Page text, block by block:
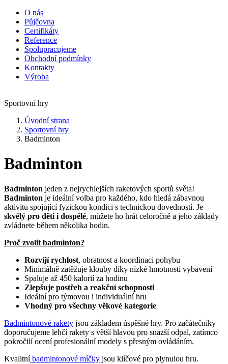
O nás
Půjčovna
Certifikáty
Reference
Spolupracujeme
Obchodní podmínky
Kontakty
Výroba
Sportovní hry
Úvodní strana
Sportovní hry
Badminton
Badminton
Badminton jeden z nejrychlejších raketových sportů světa!
Badminton je ideální volba pro každého, kdo hledá zábavnou
aktivitu spojující fyzickou kondici s technickou dovedností. Je
skvělý pro děti i dospělé, můžete ho hrát celoročně a jeho základy
zvládnete během několika hodin.
Proč zvolit badminton?
Rozvíjí rychlost, obratnost a koordinaci pohybu
Minimálně zatěžuje klouby díky nízké hmotnosti vybavení
Spaluje až 450 kalorií za hodinu
Zlepšuje postřeh a reakční schopnosti
Ideální pro týmovou i individuální hru
Vhodný pro všechny věkové kategorie
Badmintonové rakety jsou základem úspěšné hry. Pro začátečníky
doporučujeme lehčí rakety s větší hlavou pro snazší odpal, zatímco
pokročilí ocení profesionální modely s přesným ovládáním.
Kvalitníbadmintonové míčky jsou klíčové pro plynulou hru.